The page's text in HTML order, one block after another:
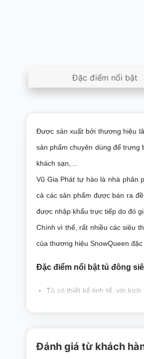
Đặc điểm nổi bật
Được sản xuất bởi thương hiệu
sản phẩm chuyên dùng để trưng
khách sạn,…
Vũ Gia Phát tự hào là nhà phân
cả các sản phẩm được bán ra
được nhập khẩu trực tiếp do đó
Chính vì thế, rất nhiều các siêu
của thương hiệu SnowQueen
Đặc điểm nổi bật tủ đông
Tủ có thiết kế tinh tế, với
được chia làm 4 ngăn và
Toàn bộ kính phía trong tủ
nhẹ từ môi trường.
Đánh giá từ khách